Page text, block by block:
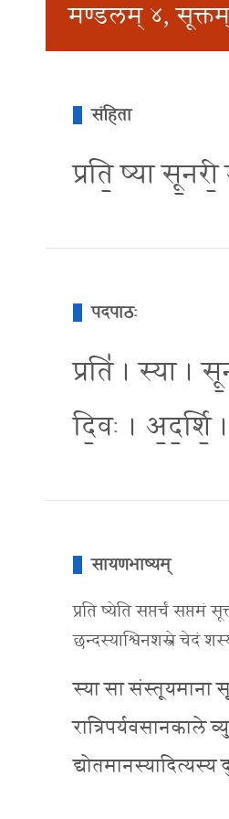
मण्डलम् ४,
संहिता
प्रति॒ ष्या
पदपाठः
प्रति॑ । स्या ।
दि॒वः । अ॒द॒र्शि॒
सायणभाष्यम्
प्रति ष्येति सप्तर्चं सप्तमं
छन्दस्याश्विनशस्त्रे चेदं
स्या सा संस्तूयमाना
रात्रिपर्यवसानकाले
द्योतमानस्यादित्यस्य